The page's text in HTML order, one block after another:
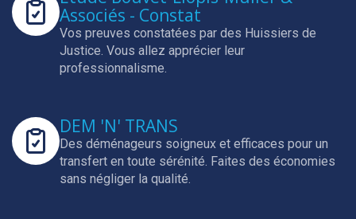
Associés - Constat
Vos preuves constatées par des Huissiers de
Justice. Vous allez apprécier leur
professionnalisme.
DEM 'N' TRANS
Des déménageurs soigneux et efficaces pour un
transfert en toute sérénité. Faites des économies
sans négliger la qualité.